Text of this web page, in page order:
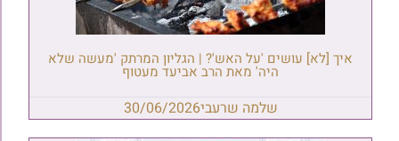
איך [לא] עושים 'על האש'? | הגליון המרתק 'מעשה שלא
היה' מאת הרב אביעד מעטוף
שלמה שרעבי30/06/2026